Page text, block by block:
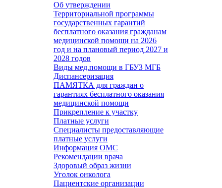
Об утверждении
Территориальной программы
государственных гарантий
бесплатного оказания гражданам
медицинской помощи на 2026
год и на плановый период 2027 и
2028 годов
Виды мед.помощи в ГБУЗ МГБ
Диспансеризация
ПАМЯТКА для граждан о
гарантиях бесплатного оказания
медицинской помощи
Прикрепление к участку
Платные услуги
Специалисты предоставляющие
платные услуги
Информация ОМС
Рекомендации врача
Здоровый образ жизни
Уголок онколога
Пациентские организации